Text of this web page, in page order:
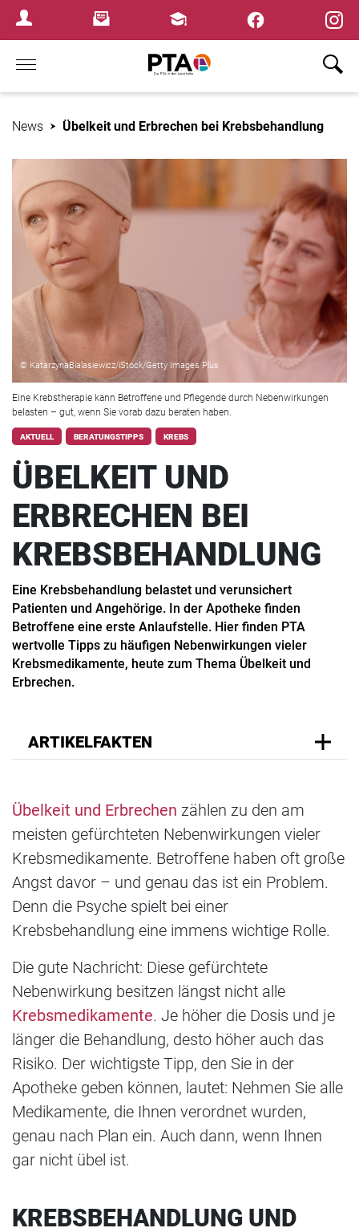
Login MenuNewsletterFortbildungen
Home
News Übelkeit und Erbrechen bei Krebsbehandlung
© KatarzynaBialasiewicz/iStock/Getty Images Plus
Eine Krebstherapie kann Betroffene und Pflegende durch Nebenwirkungen
belasten – gut, wenn Sie vorab dazu beraten haben.
AKTUELL BERATUNGSTIPPS KREBS
ÜBELKEIT UND
ERBRECHEN BEI
KREBSBEHANDLUNG
Eine Krebsbehandlung belastet und verunsichert
Patienten und Angehörige. In der Apotheke finden
Betroffene eine erste Anlaufstelle. Hier finden PTA
wertvolle Tipps zu häufigen Nebenwirkungen vieler
Krebsmedikamente, heute zum Thema Übelkeit und
Erbrechen.
ARTIKELFAKTEN
Übelkeit und Erbrechen zählen zu den am
meisten gefürchteten Nebenwirkungen vieler
Krebsmedikamente. Betroffene haben oft große
Angst davor – und genau das ist ein Problem.
Denn die Psyche spielt bei einer
Krebsbehandlung eine immens wichtige Rolle.
Die gute Nachricht: Diese gefürchtete
Nebenwirkung besitzen längst nicht alle
Krebsmedikamente. Je höher die Dosis und je
länger die Behandlung, desto höher auch das
Risiko. Der wichtigste Tipp, den Sie in der
Apotheke geben können, lautet: Nehmen Sie alle
Medikamente, die Ihnen verordnet wurden,
genau nach Plan ein. Auch dann, wenn Ihnen
gar nicht übel ist.
KREBSBEHANDLUNG UND
×